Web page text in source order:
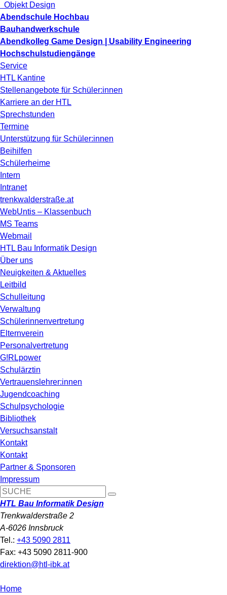
Objekt Design
Abendschule Hochbau
Bauhandwerkschule
Abendkolleg Game Design | Usability Engineering
Hochschulstudiengänge
Service
HTL Kantine
Stellenangebote für Schüler:innen
Karriere an der HTL
Sprechstunden
Termine
Unterstützung für Schüler:innen
Beihilfen
Schülerheime
Intern
Intranet
trenkwalderstraße.at
WebUntis – Klassenbuch
MS Teams
Webmail
HTL Bau Informatik Design
Über uns
Neuigkeiten & Aktuelles
Leitbild
Schulleitung
Verwaltung
Schülerinnenvertretung
Elternverein
Personalvertretung
G!RLpower
Schulärztin
Vertrauenslehrer:innen
Jugendcoaching
Schulpsychologie
Bibliothek
Versuchsanstalt
Kontakt
Kontakt
Partner & Sponsoren
Impressum
HTL Bau Informatik Design
Trenkwalderstraße 2
A-6026 Innsbruck
Tel.: +43 5090 2811
Fax: +43 5090 2811-900
direktion@htl-ibk.at
Home